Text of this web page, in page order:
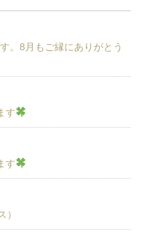
8月もご縁にありがとう
す
す